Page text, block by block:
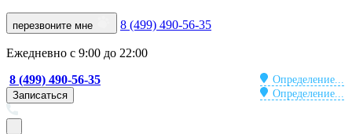
перезвоните мне 8 (499) 490-56-35
Ежедневно с 9:00 до 22:00
Определение...
8 (499) 490-56-35
Определение...
Записаться